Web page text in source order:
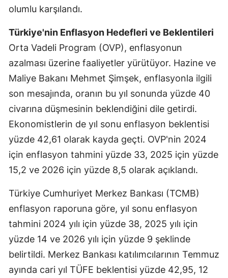
olumlu karşılandı.
Türkiye'nin Enflasyon Hedefleri ve Beklentileri
Orta Vadeli Program (OVP), enflasyonun
azalması üzerine faaliyetler yürütüyor. Hazine ve
Maliye Bakanı Mehmet Şimşek, enflasyonla ilgili
son mesajında, oranın bu yıl sonunda yüzde 40
civarına düşmesinin beklendiğini dile getirdi.
Ekonomistlerin de yıl sonu enflasyon beklentisi
yüzde 42,61 olarak kayda geçti. OVP'nin 2024
için enflasyon tahmini yüzde 33, 2025 için yüzde
15,2 ve 2026 için yüzde 8,5 olarak açıklandı.
Türkiye Cumhuriyet Merkez Bankası (TCMB)
enflasyon raporuna göre, yıl sonu enflasyon
tahmini 2024 yılı için yüzde 38, 2025 yılı için
yüzde 14 ve 2026 yılı için yüzde 9 şeklinde
belirtildi. Merkez Bankası katılımcılarının Temmuz
ayında cari yıl TÜFE beklentisi yüzde 42,95, 12